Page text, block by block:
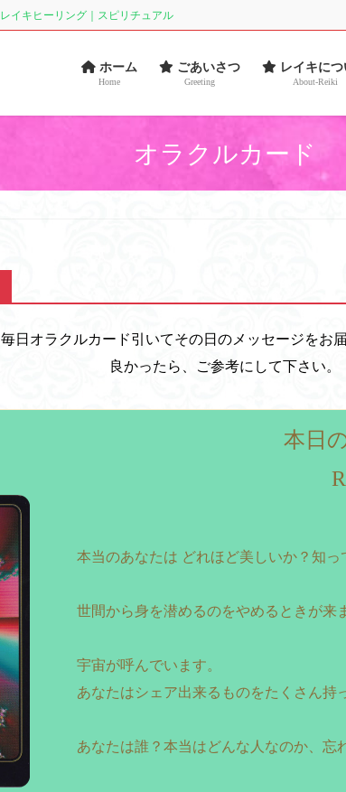
イキヒーリング｜スピリチュアル
ホーム
Home
ごあいさつ
Greeting
レイキにつ
About-Reiki
オラクルカード
毎日オラクルカード引いてその日のメッセージをお
良かったら、ご参考にして下さい。
本日
本当のあなたは どれほど美しいか？知っ
世間から身を潜めるのをやめるときが来
宇宙が呼んでいます。
あなたはシェア出来るものをたくさん持
あなたは誰？本当はどんな人なのか、忘